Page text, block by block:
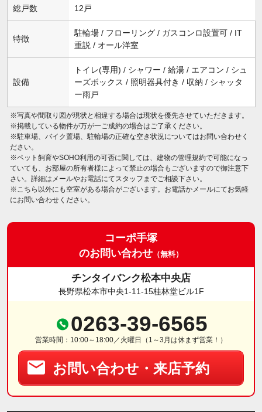
総戸数 12戸
特徴
駐輪場 / フローリング / ガスコンロ設置可 / IT
重説 / オール洋室
設備
トイレ(専用) / シャワー / 給湯 / エアコン / シュ
ーズボックス / 照明器具付き / 収納 / シャッタ
ー雨戸
※写真や間取り図が現状と相違する場合は現状を優先させていただきます。
※掲載している物件が万が一ご成約の場合はご了承ください。
※駐車場、バイク置場、駐輪場の正確な空き状況についてはお問い合わせく
ださい。
※ペット飼育やSOHO利用の可否に関しては、建物の管理規約で可能になっ
ていても、お部屋の所有者様によって禁止の場合もございますので御注意下
さい。詳細はメールやお電話にてスタッフまでご相談下さい。
※こちら以外にも空室がある場合がございます。お電話かメールにてお気軽
にお問い合わせください。
コーポ手塚
のお問い合わせ （無料）
チンタイバンク松本中央店
長野県松本市中央1-11-15桂林堂ビル1F
0263-39-6565
営業時間：10:00～18:00／火曜日（1～3月は休まず営業！）
お問い合わせ・来店予約